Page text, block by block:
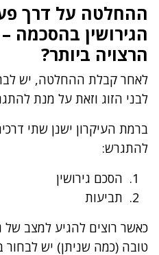
ההחלטה על דרך
הגירושין בהסכמה
הרצויה ביותר?
לאחר קבלת ההחלטה, יש
לבני הזוג וזאת על מנת
ברמת העיקרון ישנן שתי
להתגרש:
הסכם גירושין
תביעות
כאשר רוצים להגיע למצב של
טובה (כמה שניתן) יש לבחור